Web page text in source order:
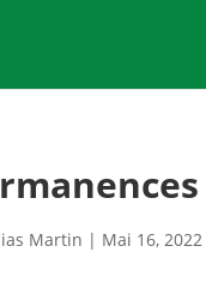
Martin | Mai 16, 2022